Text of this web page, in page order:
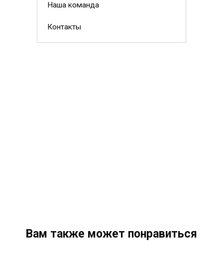
Наша команда
Контакты
Вам также может понравиться